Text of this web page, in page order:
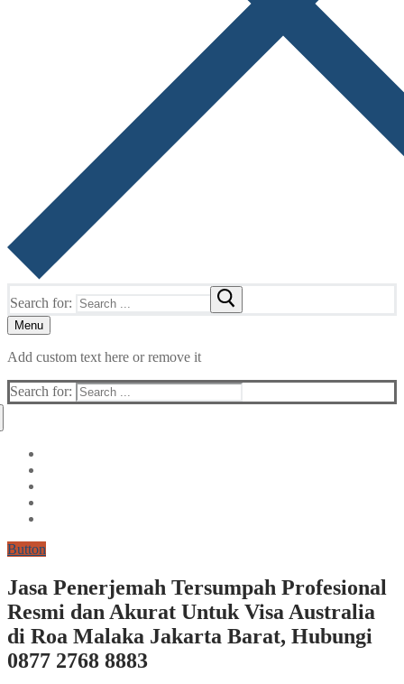
Search for:
Menu
Add custom text here or remove it
Search for:
Button
Jasa Penerjemah Tersumpah Profesional
Resmi dan Akurat Untuk Visa Australia
di Roa Malaka Jakarta Barat, Hubungi
0877 2768 8883